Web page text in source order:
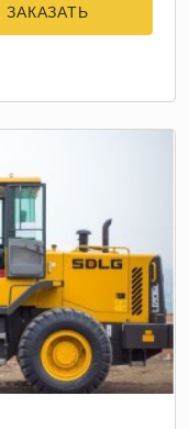
ЗАКАЗАТЬ